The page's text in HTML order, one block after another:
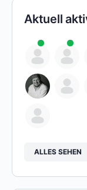
Aktuell
ALLES SEHEN